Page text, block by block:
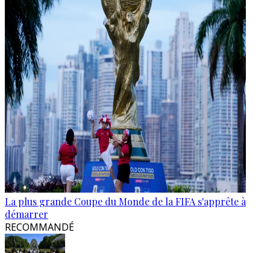
La plus grande Coupe du Monde de la FIFA s'apprête à
démarrer
RECOMMANDÉ